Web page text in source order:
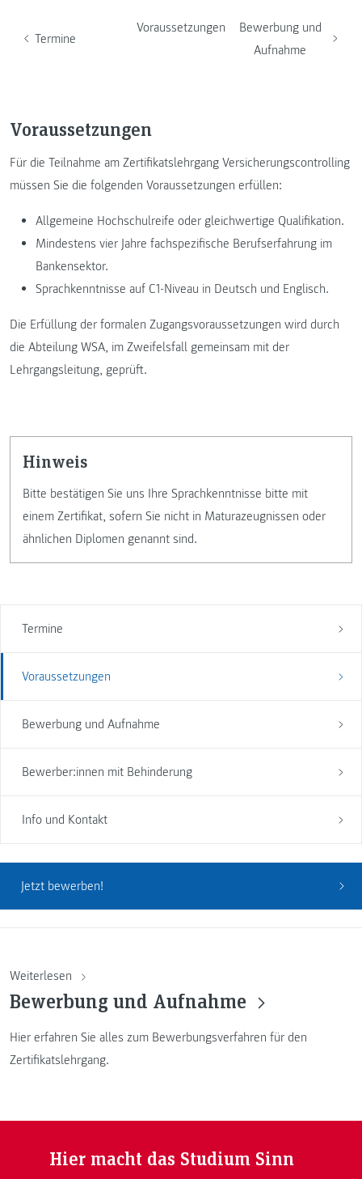
Termine
Voraussetzungen
Bewerbung und
Aufnahme
Termine
Voraussetzungen
Bewerbung und Aufnahme
Bewerber:innen mit Behinderung
Info und Kontakt
Jetzt bewerben!
Voraussetzungen
Für die Teilnahme am Zertifikatslehrgang Versicherungscontrolling
müssen Sie die folgenden Voraussetzungen erfüllen:
Allgemeine Hochschulreife oder gleichwertige Qualifikation.
Mindestens vier Jahre fachspezifische Berufserfahrung im
Bankensektor.
Sprachkenntnisse auf C1-Niveau in Deutsch und Englisch.
Die Erfüllung der formalen Zugangsvoraussetzungen wird durch
die Abteilung WSA, im Zweifelsfall gemeinsam mit der
Lehrgangsleitung, geprüft.
Hinweis
Bitte bestätigen Sie uns Ihre Sprachkenntnisse bitte mit
einem Zertifikat, sofern Sie nicht in Maturazeugnissen oder
ähnlichen Diplomen genannt sind.
Weiterlesen
Bewerbung und Aufnahme
Hier erfahren Sie alles zum Bewerbungsverfahren für den
Zertifikatslehrgang.
Hier macht das Studium Sinn